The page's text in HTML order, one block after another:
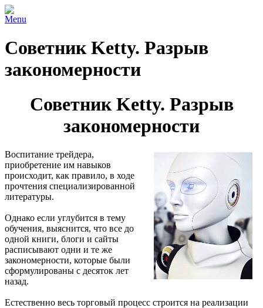
Menu
Советник Ketty. Разрыв
закономерности
Советник Ketty. Разрыв
закономерности
Воспитание трейдера,
приобретение им навыков
происходит, как правило, в ходе
прочтения специализированной
литературы.
Однако если углубится в тему
обучения, выяснится, что все до
одной книги, блоги и сайты
расписывают одни и те же
закономерности, которые были
сформулированы с десяток лет
назад.
Естественно весь торговый процесс строится на реализации